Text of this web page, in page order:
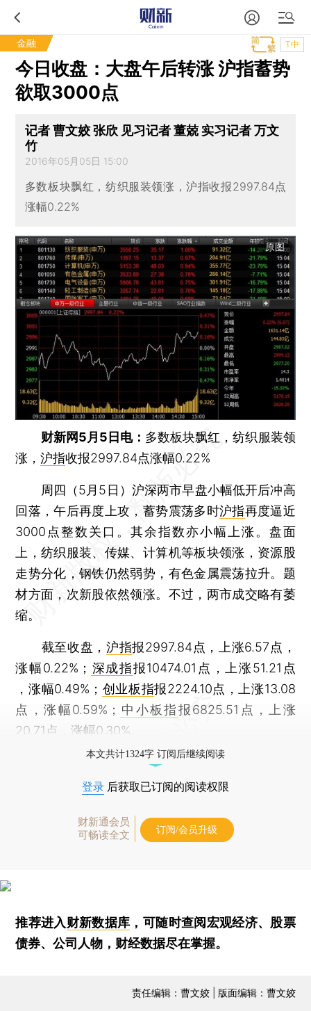
金融 T中
今日收盘：大盘午后转涨 沪指蓄势
欲取3000点
记者 曹文姣 张欣 见习记者 董兢 实习记者 万文
竹
2016年05月05日 15:00
多数板块飘红，纺织服装领涨，沪指收报2997.84点
涨幅0.22%
原图
财新网5月5日电： 多数板块飘红，纺织服装领
涨，沪指收报2997.84点涨幅0.22%
周四（5月5日）沪深两市早盘小幅低开后冲高
回落，午后再度上攻，蓄势震荡多时沪指再度逼近
3000点整数关口。其余指数亦小幅上涨。盘面
上，纺织服装、传媒、计算机等板块领涨，资源股
走势分化，钢铁仍然弱势，有色金属震荡拉升。题
材方面，次新股依然领涨。不过，两市成交略有萎
缩。
截至收盘，沪指报2997.84点，上涨6.57点，
涨幅0.22%； 深成指报10474.01点，上涨51.21点
，涨幅0.49%； 创业板指报2224.10点，上涨13.08
点，涨幅0.59%； 中小板指报6825.51点，上涨
20.71点，涨幅0.30%。
本文共计1324字 订阅后继续阅读
登录 后获取已订阅的阅读权限
财新通会员
可畅读全文
订阅/会员升级
推荐进入财新数据库 ，可随时查阅宏观经济、股票
债券、公司人物，财经数据尽在掌握。
责任编辑：曹文姣 | 版面编辑：曹文姣